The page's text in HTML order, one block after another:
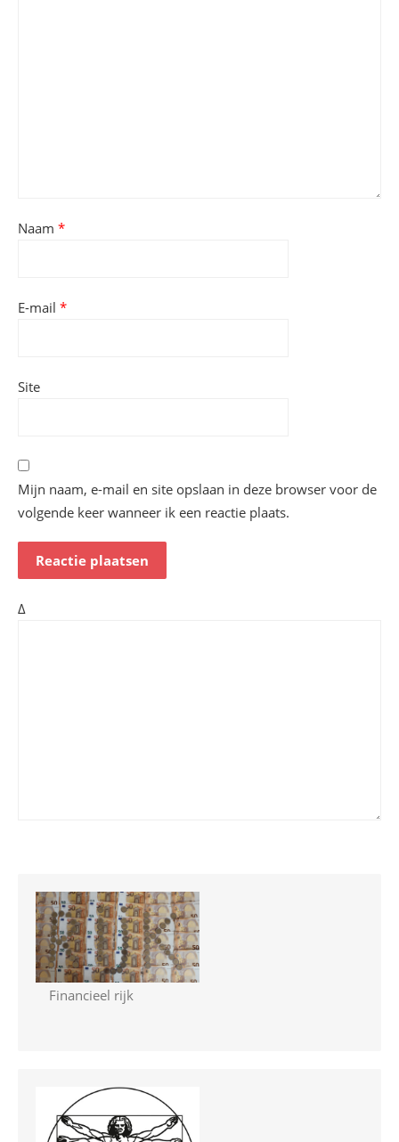
Naam *
E-mail *
Site
Mijn naam, e-mail en site opslaan in deze browser voor de
volgende keer wanneer ik een reactie plaats.
Δ
Financieel rijk